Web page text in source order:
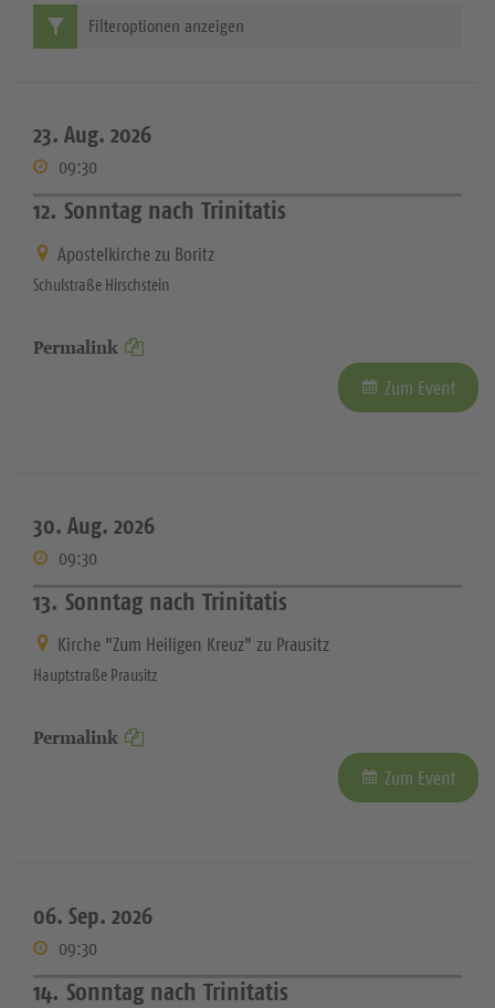
23. Aug. 2026
09:30
12. Sonntag nach Trinitatis
Apostelkirche zu Boritz
Schulstraße Hirschstein
Permalink
Zum Event
30. Aug. 2026
09:30
13. Sonntag nach Trinitatis
Kirche "Zum Heiligen Kreuz" zu Prausitz
Hauptstraße Prausitz
Permalink
Zum Event
06. Sep. 2026
09:30
14. Sonntag nach Trinitatis
Filteroptionen anzeigen